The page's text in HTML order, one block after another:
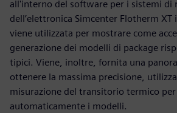
all'interno del software per i sistemi di
dell’elettronica Simcenter Flotherm XT
viene utilizzata per mostrare come
generazione dei modelli di package
tipici. Viene, inoltre, fornita una
ottenere la massima precisione,
misurazione del transitorio termico
automaticamente i modelli.